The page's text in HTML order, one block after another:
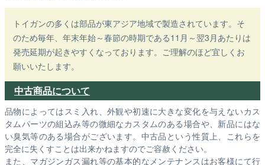
トイガンの多くは部品が東アジア地域で製造されています。そ
のため毎年、年末年始～春節の時期である11月～翌3月あたりは
発売延期が起きやすくなっております。ご理解のほど宜しくお
願いいたします。
中古商品について
品物によってはスミ入れ、外観や初速に大きな変化を与えないカス
タムパーツの組込み等の微細なカスタムのある場合や、新品にはな
い臭気等のある場合がございます。中古品という性質上、これらを
完全に失くすことは出来かねますのでご容赦ください。
また、マガジンガス漏れ等の基本的なメンテナンスはお客様にて行